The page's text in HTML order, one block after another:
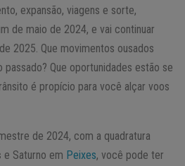
expansão, viagens e sorte,
de maio de 2024, e vai continuar
2025. Que movimentos ousados
Que oportunidades estão se
é propício para você alçar voos
de 2024, com a quadratura
e Saturno em Peixes, você pode ter